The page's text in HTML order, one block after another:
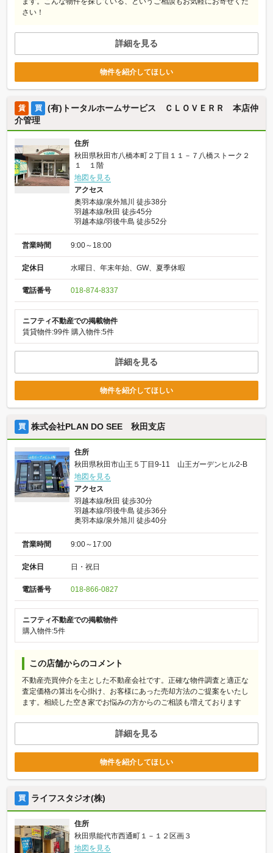
さい！
詳細を見る
物件を紹介してほしい
賃 買
(有)トータルホームサービス ＣＬＯＶＥＲＲ 本店仲
介管理
住所
秋田県秋田市八橋本町２丁目１１－７八橋ストーク２
１ １階
地図を見る
アクセス
奥羽本線/泉外旭川 徒歩38分
羽越本線/秋田 徒歩45分
羽越本線/羽後牛島 徒歩52分
営業時間 9:00～18:00
定休日 水曜日、年末年始、GW、夏季休暇
電話番号 018-874-8337
ニフティ不動産での掲載物件
賃貸物件:99件 購入物件:5件
詳細を見る
物件を紹介してほしい
買 株式会社PLAN DO SEE 秋田支店
住所
秋田県秋田市山王５丁目9-11 山王ガーデンヒル2-B
地図を見る
アクセス
羽越本線/秋田 徒歩30分
羽越本線/羽後牛島 徒歩36分
奥羽本線/泉外旭川 徒歩40分
営業時間 9:00～17:00
定休日 日・祝日
電話番号 018-866-0827
ニフティ不動産での掲載物件
購入物件:5件
この店舗からのコメント
不動産売買仲介を主とした不動産会社です。正確な物件調査と適正な
査定価格の算出を心掛け、お客様にあった売却方法のご提案をいたし
ます。相続した空き家でお悩みの方からのご相談も増えております
詳細を見る
物件を紹介してほしい
買 ライフスタジオ(株)
住所
秋田県能代市西通町１－１２区画３
地図を見る